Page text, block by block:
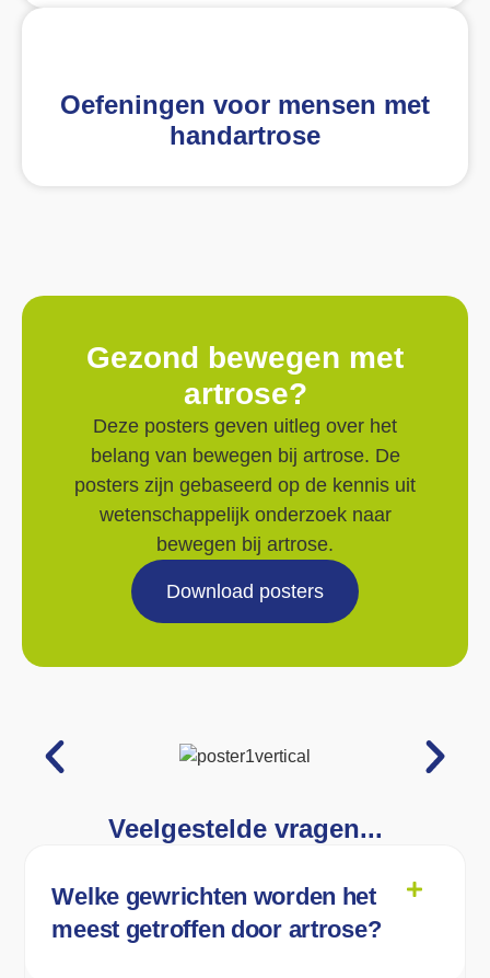
Oefeningen voor mensen met
handartrose
Gezond bewegen met
artrose?
Deze posters geven uitleg over het
belang van bewegen bij artrose. De
posters zijn gebaseerd op de kennis uit
wetenschappelijk onderzoek naar
bewegen bij artrose.
Download posters
Veelgestelde vragen...
Welke gewrichten worden het
meest getroffen door artrose?